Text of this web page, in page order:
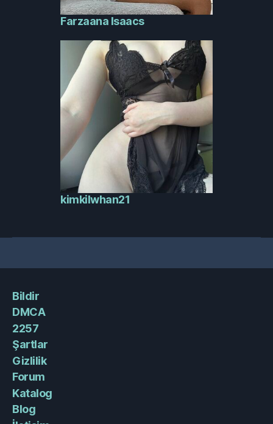
Farzaana Isaacs
kimkilwhan21
Bildir
DMCA
2257
Şartlar
Gizlilik
Forum
Katalog
Blog